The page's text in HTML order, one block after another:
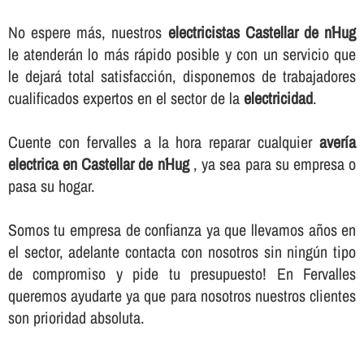
No espere más, nuestros electricistas Castellar de n´Hug
le atenderán lo más rápido posible y con un servicio que
le dejará total satisfacción, disponemos de trabajadores
cualificados expertos en el sector de laelectricidad.
Cuente con fervalles a la hora reparar cualquieraverí­a
electrica en Castellar de n´Hug, ya sea para su empresa o
pasa su hogar.
Somos tu empresa de confianza ya que llevamos años en
el sector, adelante contacta con nosotros sin ningún tipo
de compromiso y pide tu presupuesto! En Fervalles
queremos ayudarte ya que para nosotros nuestros clientes
son prioridad absoluta.